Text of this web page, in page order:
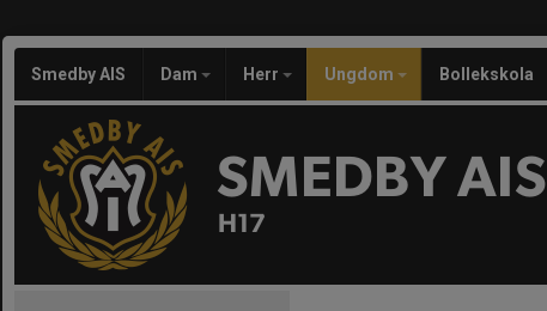
Smedby AIS Dam Herr Ungdom Bollekskola
SMEDBY AIS
H17